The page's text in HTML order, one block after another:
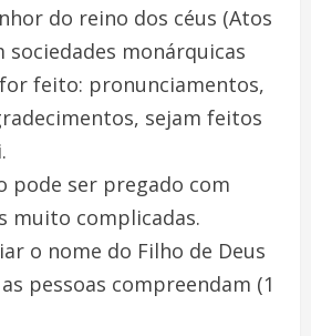
do reino dos céus (Atos
sociedades monárquicas
feito: pronunciamentos,
sejam feitos
pode ser pregado com
muito complicadas.
o nome do Filho de Deus
pessoas compreendam (1